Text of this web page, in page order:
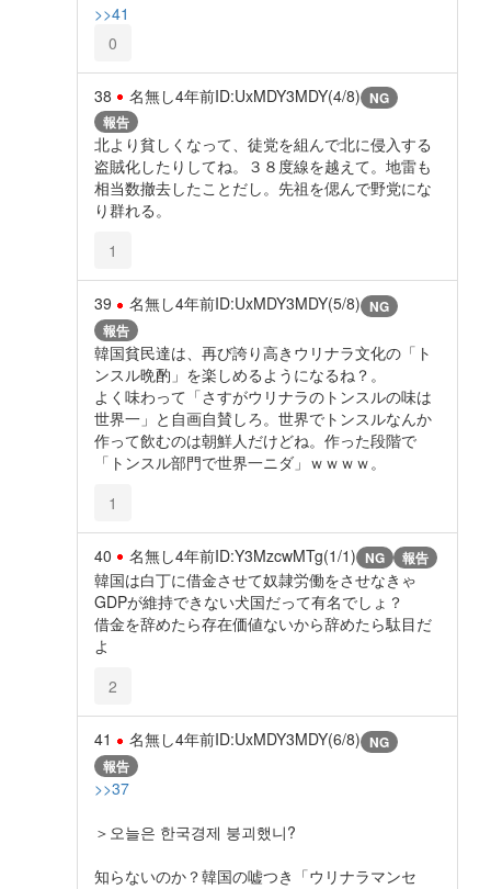
>>41
0
38 名無し4年前ID:UxMDY3MDY(4/8) NG
報告
北より貧しくなって、徒党を組んで北に侵入する
盗賊化したりしてね。３８度線を越えて。地雷も
相当数撤去したことだし。先祖を偲んで野党にな
り群れる。
1
39 名無し4年前ID:UxMDY3MDY(5/8) NG
報告
韓国貧民達は、再び誇り高きウリナラ文化の「ト
ンスル晩酌」を楽しめるようになるね？。
よく味わって「さすがウリナラのトンスルの味は
世界一」と自画自賛しろ。世界でトンスルなんか
作って飲むのは朝鮮人だけどね。作った段階で
「トンスル部門で世界一ニダ」ｗｗｗｗ。
1
40 名無し4年前ID:Y3MzcwMTg(1/1) NG 報告
韓国は白丁に借金させて奴隷労働をさせなきゃ
GDPが維持できない犬国だって有名でしょ？
借金を辞めたら存在価値ないから辞めたら駄目だ
よ
2
41 名無し4年前ID:UxMDY3MDY(6/8) NG
報告
>>37
＞오늘은 한국경제 붕괴했니?
知らないのか？韓国の嘘つき「ウリナラマンセ